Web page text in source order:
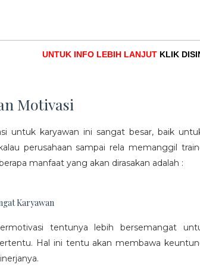
UNTUK INFO LEBIH LANJUT KLIK
Motivasi
untuk karyawan ini sangat besar, baik
perusahaan sampai rela memanggil
manfaat yang akan dirasakan adalah :
Karyawan
tentunya lebih bersemangat
Hal ini tentu akan membawa